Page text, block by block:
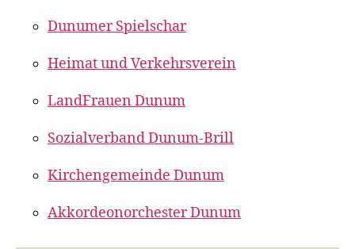
Dunumer Spielschar
Heimat und Verkehrsverein
LandFrauen Dunum
Sozialverband Dunum-Brill
Kirchengemeinde Dunum
Akkordeonorchester Dunum